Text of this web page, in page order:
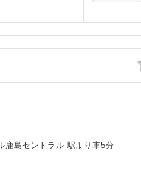
鹿島セントラル 駅より車5分